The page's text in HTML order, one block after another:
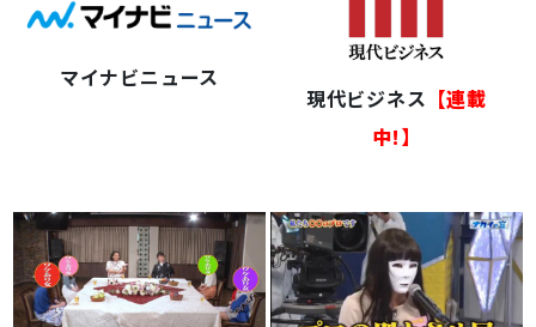
マイナビニュース
現代ビジネス 【連載
中!】